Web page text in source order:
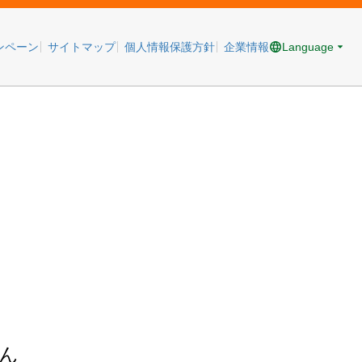
ペーン サイトマップ 個人情報保護方針 企業情報 Language